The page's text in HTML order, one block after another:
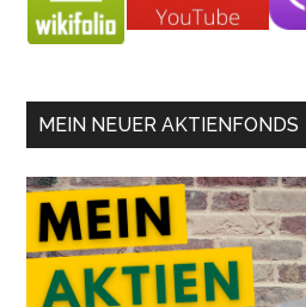
MEIN NEUER AKTIENFONDS